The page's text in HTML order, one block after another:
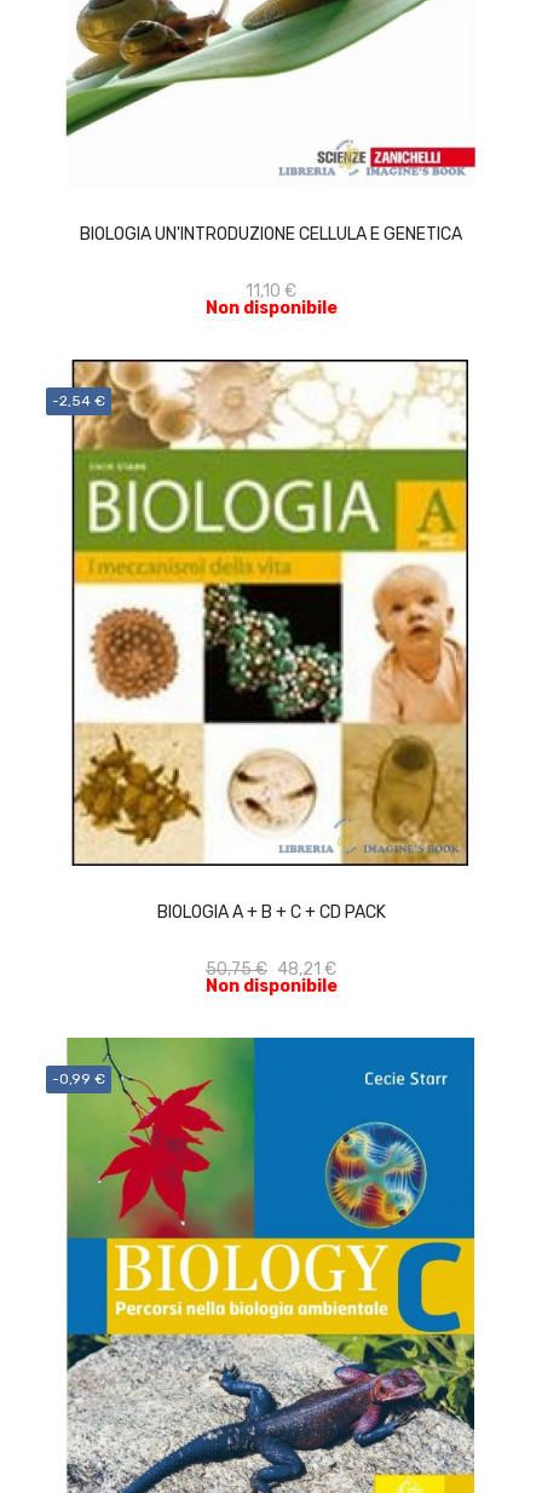
BIOLOGIA UN'INTRODUZIONE CELLULA E GENETICA
11,10 €
Non disponibile
ACQUISTA
-2,54 €
BIOLOGIA A + B + C + CD PACK
50,75 € 48,21 €
Non disponibile
ACQUISTA
-0,99 €